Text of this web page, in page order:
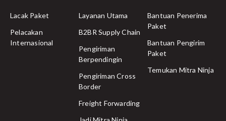
Lacak Paket
Pelacakan
Internasional
Layanan Utama
B2BR Supply Chain
Pengiriman
Berpendingin
Pengiriman Cross
Border
Freight Forwarding
Bantuan Penerima
Paket
Bantuan Pengirim
Paket
Temukan Mitra Ninja